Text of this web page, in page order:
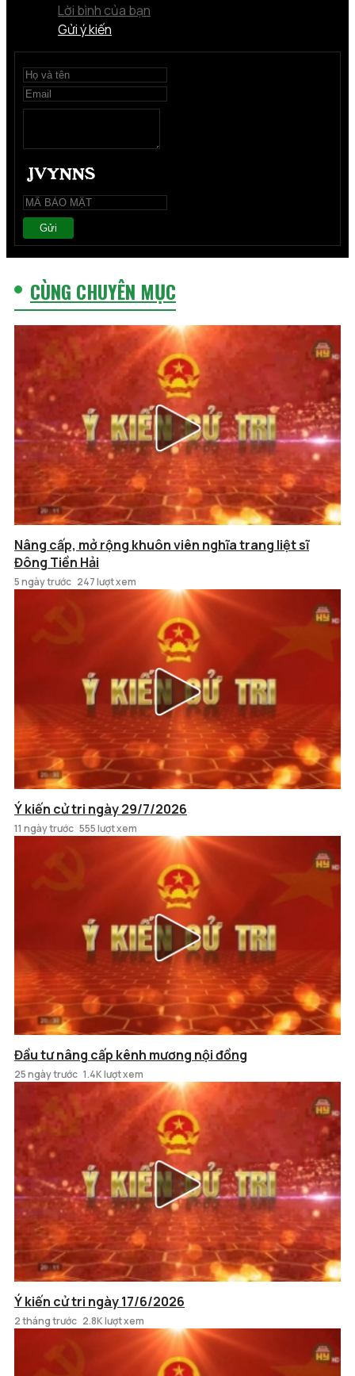
Lời bình của bạn
Gửi ý kiến
Gửi
CÙNG CHUYÊN MỤC
Nâng cấp, mở rộng khuôn viên nghĩa trang liệt sĩ
Đông Tiền Hải
5 ngày trước 247 lượt xem
Ý kiến cử tri ngày 29/7/2026
11 ngày trước 555 lượt xem
Đầu tư nâng cấp kênh mương nội đồng
25 ngày trước 1.4K lượt xem
Ý kiến cử tri ngày 17/6/2026
2 tháng trước 2.8K lượt xem